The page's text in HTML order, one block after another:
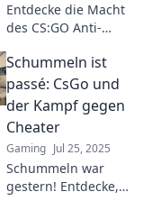
Entdecke die Macht
des CS:GO Anti-
er faire Schlachten
ermöglicht und das
Spielerlebnis
revolutioniert. Jetzt
mehr erfahren!
Schummeln ist
passé: CsGo und
der Kampf gegen
Cheater
Gaming Jul 25, 2025
Schummeln war
gestern! Entdecke,